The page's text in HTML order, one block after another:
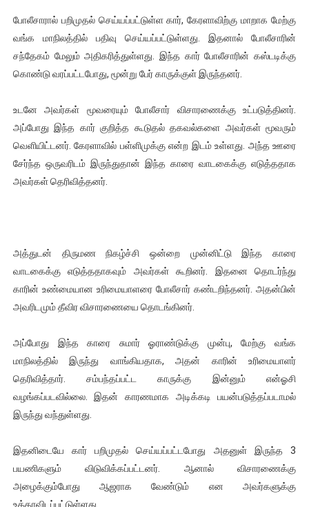
போலீசாரால் பறிமுதல் செய்யப்பட்டுள்ள கார், கேரளாவிற்கு மாறாக மேற்கு
வங்க மாநிலத்தில் பதிவு செய்யப்பட்டுள்ளது. இதனால் போலீசாரின்
சந்தேகம் மேலும் அதிகரித்துள்ளது. இந்த கார் போலீசாரின் கஸ்டடிக்கு
கொண்டு வரப்பட்டபோது, மூன்று பேர் காருக்குள் இருந்தனர்.
உடனே அவர்கள் மூவரையும் போலீசார் விசாரணைக்கு உட்படுத்தினர்.
அப்போது இந்த கார் குறித்த கூடுதல் தகவல்களை அவர்கள் மூவரும்
வெளியிட்டனர். கேரளாவில் பள்ளிமுக்கு என்ற இடம் உள்ளது. அந்த ஊரை
சேர்ந்த ஒருவரிடம் இருந்துதான் இந்த காரை வாடகைக்கு எடுத்ததாக
அவர்கள் தெரிவித்தனர்.
அத்துடன் திருமண நிகழ்ச்சி ஒன்றை முன்னிட்டு இந்த காரை
வாடகைக்கு எடுத்ததாகவும் அவர்கள் கூறினர். இதனை தொடர்ந்து
காரின் உண்மையான உரிமையாளரை போலீசார் கண்டறிந்தனர். அதன்பின்
அவரிடமும் தீவிர விசாரணையை தொடங்கினர்.
அப்போது இந்த காரை சுமார் ஓராண்டுக்கு முன்பு, மேற்கு வங்க
மாநிலத்தில் இருந்து வாங்கியதாக, அதன் காரின் உரிமையாளர்
தெரிவித்தார். சம்பந்தப்பட்ட காருக்கு இன்னும் என்ஓசி
வழங்கப்படவில்லை. இதன் காரணமாக அடிக்கடி பயன்படுத்தப்படாமல்
இருந்து வந்துள்ளது.
இதனிடையே கார் பறிமுதல் செய்யப்பட்டபோது அதனுள் இருந்த 3
பயணிகளும் விடுவிக்கப்பட்டனர். ஆனால் விசாரணைக்கு
அழைக்கும்போது ஆஜராக வேண்டும் என அவர்களுக்கு
உத்தரவிடப்பட்டுள்ளது.